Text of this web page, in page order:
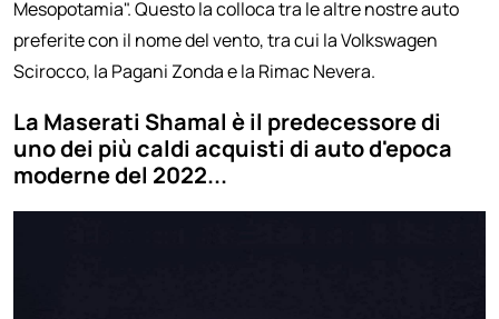
Mesopotamia". Questo la colloca tra le altre nostre auto
preferite con il nome del vento, tra cui la Volkswagen
Scirocco, la Pagani Zonda e la Rimac Nevera.
La Maserati Shamal è il predecessore di
uno dei più caldi acquisti di auto d'epoca
moderne del 2022...